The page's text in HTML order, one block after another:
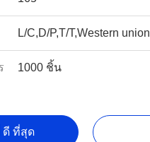
L/C,D/P,T/T,Western union
1000 ชิ้น
ดี ที่สุด